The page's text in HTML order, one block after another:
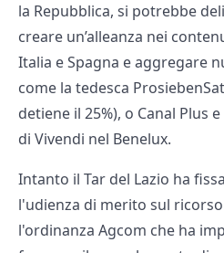
la Repubblica, si potrebbe
creare un’alleanza nei
Italia e Spagna e aggregare
come la tedesca
detiene il 25%), o Canal Plus
di Vivendi nel Benelux.
Intanto il Tar del Lazio ha
l'udienza di merito sul
l'ordinanza Agcom che ha